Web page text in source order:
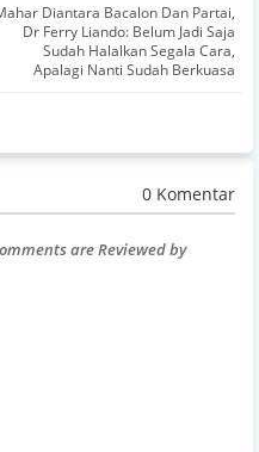
Diantara Bacalon Dan Partai,
Dr Ferry Liando: Belum Jadi Saja
Sudah Halalkan Segala Cara,
Apalagi Nanti Sudah Berkuasa
0 Komentar
are Reviewed by